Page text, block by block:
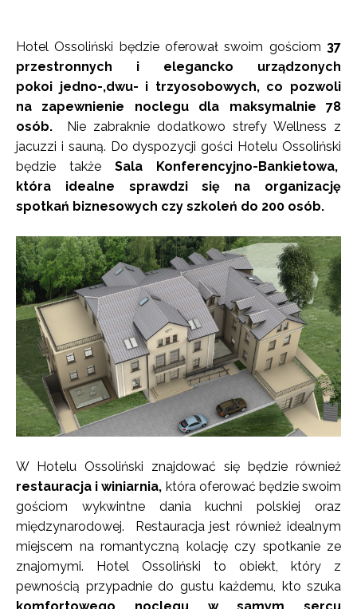
Hotel Ossoliński będzie oferował swoim gościom 37
przestronnych i elegancko urządzonych
pokoi jedno-,dwu- i trzyosobowych, co pozwoli
na zapewnienie noclegu dla maksymalnie 78
osób. Nie zabraknie dodatkowo strefy Wellness z
jacuzzi i sauną. Do dyspozycji gości Hotelu Ossoliński
będzie także Sala Konferencyjno-Bankietowa,
która idealne sprawdzi się na organizację
spotkań biznesowych czy szkoleń do 200 osób.
W Hotelu Ossoliński znajdować się będzie również
restauracja i winiarnia, która oferować będzie swoim
gościom wykwintne dania kuchni polskiej oraz
międzynarodowej. Restauracja jest również idealnym
miejscem na romantyczną kolację czy spotkanie ze
znajomymi. Hotel Ossoliński to obiekt, który z
pewnością przypadnie do gustu każdemu, kto szuka